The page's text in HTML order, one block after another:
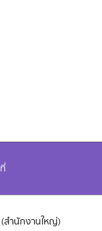
สำนักงานใหญ่)